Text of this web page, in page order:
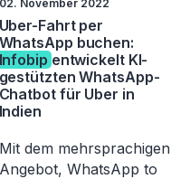
02. November 2022
Uber-Fahrt per
WhatsApp buchen:
Infobip entwickelt KI-
gestützten WhatsApp-
Chatbot für Uber in
Indien
Mit dem mehrsprachigen
Angebot, WhatsApp to